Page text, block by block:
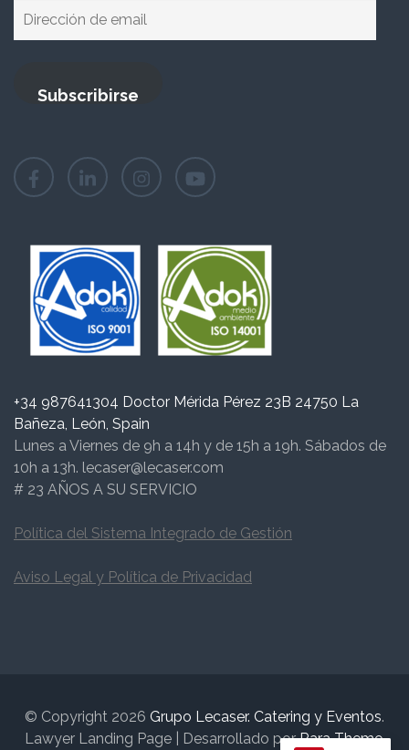
Dirección
Subscribirse
+34 987641304 Doctor Mérida Pérez 23B 24750 La
Bañeza, León, Spain
Lunes a Viernes de 9h a 14h y de 15h a 19h. Sábados de
10h a 13h. lecaser@lecaser.com
# 23 AÑOS A SU SERVICIO
Política del Sistema Integrado de Gestión
Aviso Legal y Política de Privacidad
© Copyright 2026 Grupo Lecaser. Catering y Eventos.
Lawyer Landing Page | Desarrollado porRara Theme.